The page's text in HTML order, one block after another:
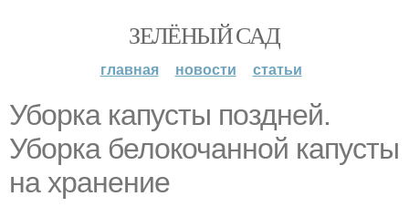
ЗЕЛЁНЫЙ САД
главная новости статьи
Уборка капусты поздней.
Уборка белокочанной капусты
на хранение